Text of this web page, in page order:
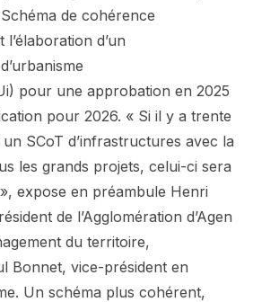
de cohérence
d’un
pour une approbation en 2025
pour 2026. « Si il y a trente
SCoT d’infrastructures avec la
les grands projets, celui-ci sera
expose en préambule Henri
de l’Agglomération d’Agen
du territoire,
Bonnet, vice-président en
Un schéma plus cohérent,